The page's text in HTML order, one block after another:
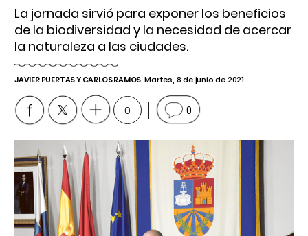
La jornada sirvió para exponer los beneficios
de la biodiversidad y la necesidad de acercar
la naturaleza a las ciudades.
JAVIER PUERTAS Y CARLOS RAMOS Martes, 8 de junio de 2021
0 0